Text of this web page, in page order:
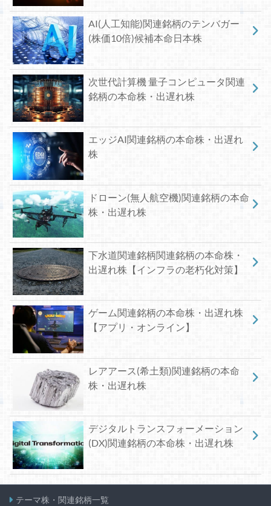
AI(人工知能)関連銘柄のテンバガー
(株価10倍)候補本命日本株
次世代計算機 量子コンピュータ関連
銘柄の本命株・出遅れ株
エッジAI関連銘柄の本命株・出遅れ
株
ドローン(無人航空機)関連銘柄の本命
株・出遅れ株
下水道関連銘柄関連銘柄の本命株・
出遅れ株【インフラの老朽化対策】
ゲーム関連銘柄の本命株・出遅れ株
【アプリ・オンライン】
レアアース(希土類)関連銘柄の本命
株・出遅れ株
デジタルトランスフォーメーション
(DX)関連銘柄の本命株・出遅れ株
テーマ株・関連銘柄一覧